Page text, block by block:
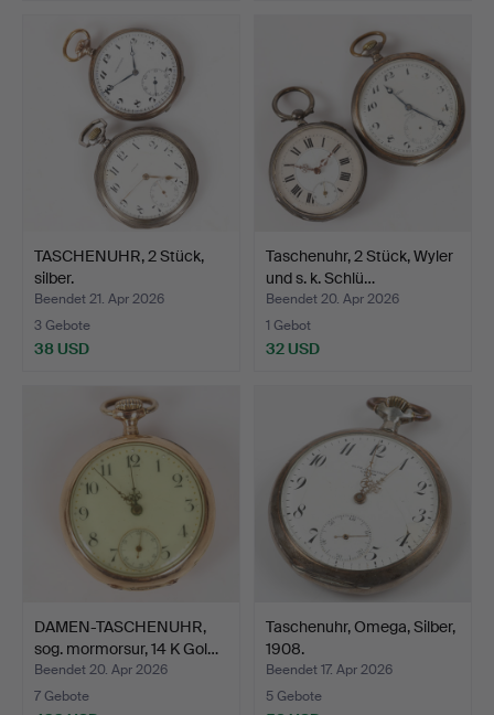
TASCHENUHR, 2 Stück,
silber.
Beendet 21. Apr 2026
3 Gebote
38 USD
Taschenuhr, 2 Stück, Wyler
und s. k. Schlü…
Beendet 20. Apr 2026
1 Gebot
32 USD
DAMEN-TASCHENUHR,
sog. mormorsur, 14 K Gol…
Beendet 20. Apr 2026
7 Gebote
Taschenuhr, Omega, Silber,
1908.
Beendet 17. Apr 2026
5 Gebote